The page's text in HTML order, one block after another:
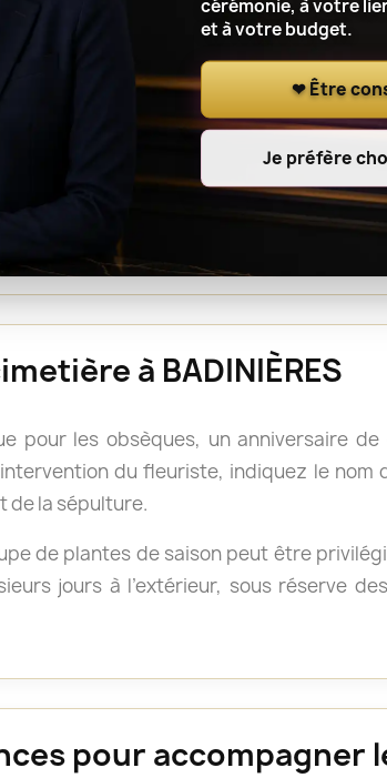
renseignez l’adresse
fleuriste de notre réseau de
est souvent facile à déplacer après la
prudent de vérifier les consignes
le cercueil.
à BADINIÈRES
pour les obsèques, un anniversaire
du fleuriste, indiquez le nom
de la sépulture.
de plantes de saison peut être
jours à l’extérieur, sous réserve
pour accompagner
cérémonie, à votre
et à votre budget.
❤ Être
Je préfère